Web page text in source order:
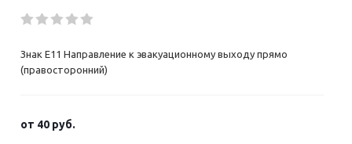
Знак E11 Направление к эвакуационному выходу прямо
(правосторонний)
от 40 руб.